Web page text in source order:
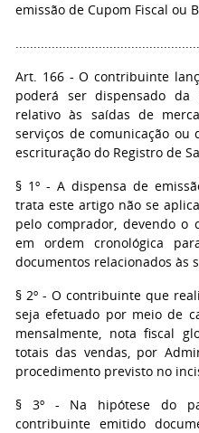
emissão de Cupom Fiscal ou
Art. 166 - O contribuinte
poderá ser dispensado da
relativo às saídas de
serviços de comunicação
escrituração do Registro de
§ 1º - A dispensa de
trata este artigo não se
pelo comprador, devendo
em ordem cronológica
documentos relacionados às
§ 2º - O contribuinte que
seja efetuado por meio de
mensalmente, nota fiscal
totais das vendas, por
procedimento previsto no
§ 3º - Na hipótese do
contribuinte emitido